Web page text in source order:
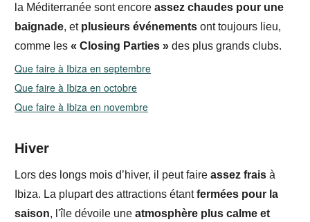
la Méditerranée sont encore assez chaudes pour une
baignade, etplusieurs événements ont toujours lieu,
comme les « Closing Parties » des plus grands clubs.
Que faire à Ibiza en septembre
Que faire à Ibiza en octobre
Que faire à Ibiza en novembre
Hiver
Lors des longs mois d’hiver, il peut faire assez frais à
Ibiza. La plupart des attractions étantfermées pour la
saison, l'île dévoile une atmosphère plus calme et